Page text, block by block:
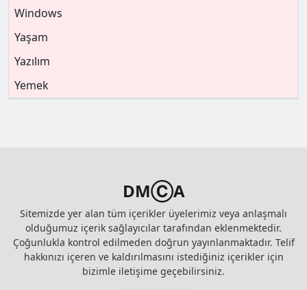
Windows
Yaşam
Yazılım
Yemek
DMⒸA
Sitemizde yer alan tüm içerikler üyelerimiz veya anlaşmalı
olduğumuz içerik sağlayıcılar tarafından eklenmektedir.
Çoğunlukla kontrol edilmeden doğrun yayınlanmaktadır. Telif
hakkınızı içeren ve kaldırılmasını istediğiniz içerikler için
bizimle iletişime geçebilirsiniz.